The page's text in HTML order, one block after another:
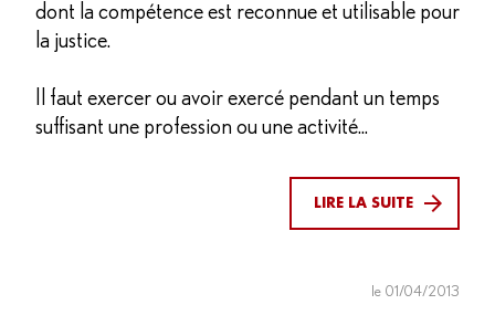
dont la compétence est reconnue et utilisable pour
la justice.
Il faut exercer ou avoir exercé pendant un temps
suffisant une profession ou une activité...
LIRE LA SUITE
le 01/04/2013